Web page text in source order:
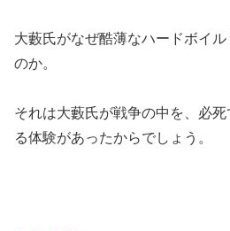
大藪氏がなぜ酷薄なハードボイ
のか。
それは大藪氏が戦争の中を、必
る体験があったからでしょう。